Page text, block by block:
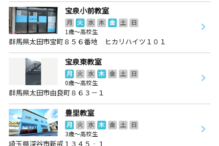
宝泉小前教室
月 火 水 木 金 土
日
1歳～高校生
群馬県太田市宝町８５６番地 ヒカリハイツ１０１
宝泉東教室
月 火 水 木 金 土
日
0歳～高校生
群馬県太田市由良町８６３－１
豊里教室
月 火 水 木 金 土
日
3歳～高校生
埼玉県深谷市新戒１３４５‐１